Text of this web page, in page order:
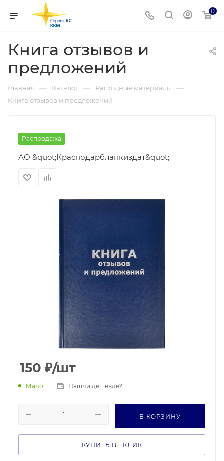
0
Книга отзывов и
предложений
Главная — Каталог — Расходные материалы —
Книга отзывов и предложений
Распродажа
АО &quot;Краснодарбланкиздат&quot;
150 ₽/шт
Мало Нашли дешевле?
В КОРЗИНУ
КУПИТЬ В 1 КЛИК